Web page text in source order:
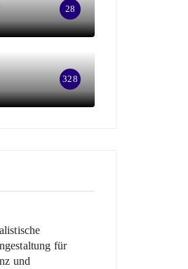
28
328
für
und